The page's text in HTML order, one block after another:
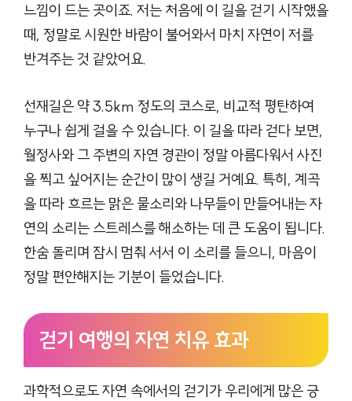
느낌이 드는 곳이죠. 저는 처음에 이 길을 걷기 시작했을
때, 정말로 시원한 바람이 불어와서 마치 자연이 저를
반겨주는 것 같았어요.
선재길은 약 3.5km 정도의 코스로, 비교적 평탄하여
누구나 쉽게 걸을 수 있습니다. 이 길을 따라 걷다 보면,
월정사와 그 주변의 자연 경관이 정말 아름다워서 사진
을 찍고 싶어지는 순간이 많이 생길 거예요. 특히, 계곡
을 따라 흐르는 맑은 물소리와 나무들이 만들어내는 자
연의 소리는 스트레스를 해소하는 데 큰 도움이 됩니다.
한숨 돌리며 잠시 멈춰 서서 이 소리를 들으니, 마음이
정말 편안해지는 기분이 들었습니다.
걷기 여행의 자연 치유 효과
과학적으로도 자연 속에서의 걷기가 우리에게 많은 긍